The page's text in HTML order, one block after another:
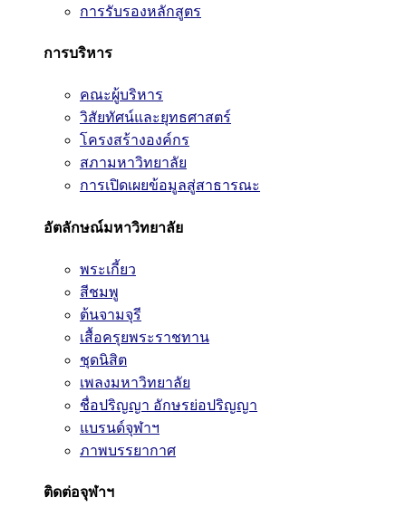
การรับรองหลักสูตร
การบริหาร
คณะผู้บริหาร
วิสัยทัศน์และยุทธศาสตร์
โครงสร้างองค์กร
สภามหาวิทยาลัย
การเปิดเผยข้อมูลสู่สาธารณะ
อัตลักษณ์มหาวิทยาลัย
พระเกี้ยว
สีชมพู
ต้นจามจุรี
เสื้อครุยพระราชทาน
ชุดนิสิต
เพลงมหาวิทยาลัย
ชื่อปริญญา อักษรย่อปริญญา
แบรนด์จุฬาฯ
ภาพบรรยากาศ
ติดต่อจุฬาฯ